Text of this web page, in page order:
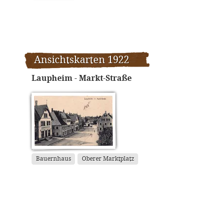
Ansichtskarten 1922
Laupheim - Markt-Straße
Bauernhaus Oberer Marktplatz